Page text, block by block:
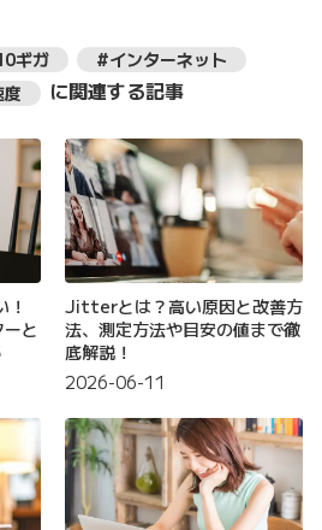
ギガ
#インターネット
に関連する記事
と
Jitterとは？高い原因と改善方
法、測定方法や目安の値まで徹
底解説！
2026-06-11